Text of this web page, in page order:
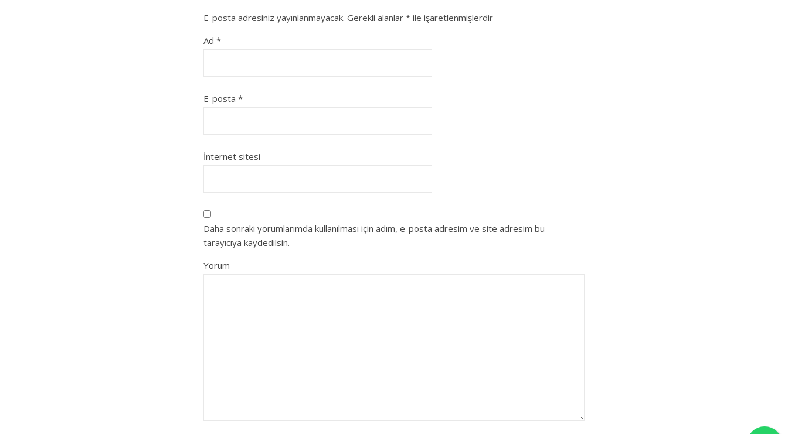
E-posta adresiniz yayınlanmayacak. Gerekli alanlar * ile işaretlenmişlerdir
Ad *
E-posta *
İnternet sitesi
Daha sonraki yorumlarımda kullanılması için adım, e-posta adresim ve site adresim bu
tarayıcıya kaydedilsin.
Yorum